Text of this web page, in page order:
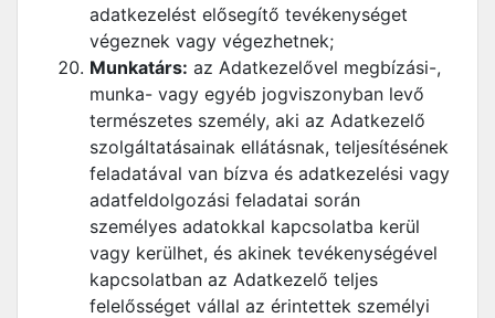
adatkezelést elősegítő tevékenységet
végeznek vagy végezhetnek;
Munkatárs: az Adatkezelővel megbízási-,
munka- vagy egyéb jogviszonyban levő
természetes személy, aki az Adatkezelő
szolgáltatásainak ellátásnak, teljesítésének
feladatával van bízva és adatkezelési vagy
adatfeldolgozási feladatai során
személyes adatokkal kapcsolatba kerül
vagy kerülhet, és akinek tevékenységével
kapcsolatban az Adatkezelő teljes
felelősséget vállal az érintettek személyi